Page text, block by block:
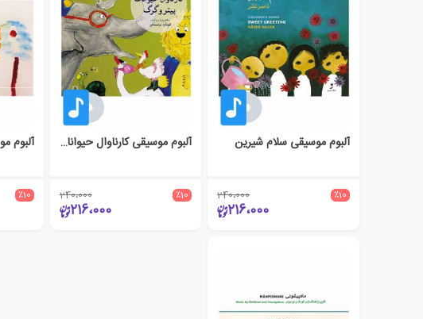
آلبوم موسیقی سلام شیرین
٪10 240،000
216،000
آلبوم موسیقی کارناوال حیوانات - پیتر و گرگ
٪10 240،000
216،000
آلبوم
٪10